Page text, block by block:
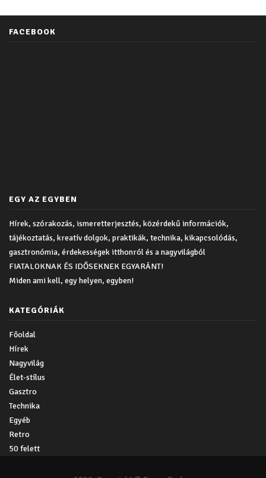
FACEBOOK
EGY AZ EGYBEN
Hírek, szórakozás, ismeretterjesztés, közérdekű információk,
tájékoztatás, kreatív dolgok, praktikák, technika, kikapcsolódás,
gasztronómia, érdekességek itthonról és a nagyvilágból
FIATALOKNAK ÉS IDŐSEKNEK EGYARÁNT!
Miden ami kell, egy helyen, egyben!
KATEGÓRIÁK
Főoldal
Hírek
Nagyvilág
Élet-stílus
Gasztro
Technika
Egyéb
Retro
50 felett